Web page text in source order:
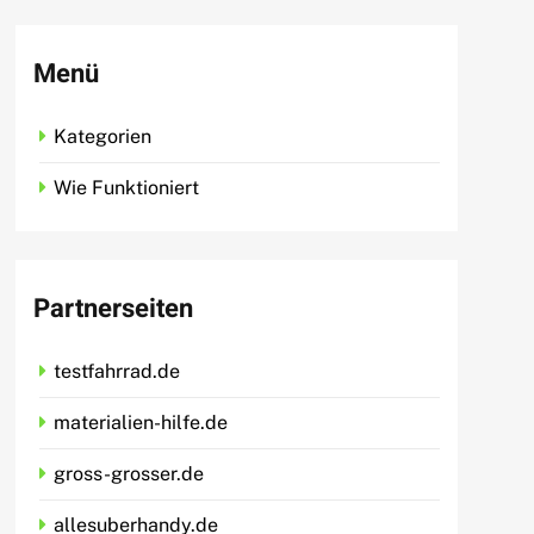
Menü
Kategorien
Wie Funktioniert
Partnerseiten
testfahrrad.de
materialien-hilfe.de
gross-grosser.de
allesuberhandy.de